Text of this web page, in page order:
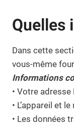
Quelles
Dans cette
vous-même
Informations
• Votre adresse
• L’appareil et
• Les données